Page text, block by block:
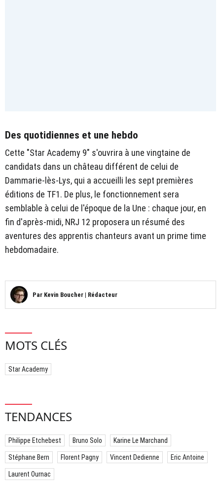
Des quotidiennes et une hebdo
Cette "Star Academy 9" s'ouvrira à une vingtaine de
candidats dans un château différent de celui de
Dammarie-lès-Lys, qui a accueilli les sept premières
éditions de TF1. De plus, le fonctionnement sera
semblable à celui de l'époque de la Une : chaque jour, en
fin d'après-midi, NRJ 12 proposera un résumé des
aventures des apprentis chanteurs avant un prime time
hebdomadaire.
Par Kevin Boucher | Rédacteur
MOTS CLÉS
Star Academy
TENDANCES
Philippe Etchebest Bruno Solo Karine Le Marchand
Stéphane Bern Florent Pagny Vincent Dedienne Eric Antoine
Laurent Ournac